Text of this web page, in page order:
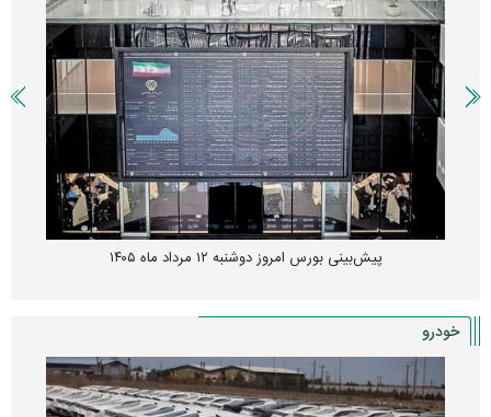
زنگ خطر انباشت نیاز در بازار مسکن؛ فنر قیمت‌ها فشرده شده
خودرو